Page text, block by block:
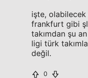
işte, olabilecek
frankfurt gibi
takımdan şu
ligi türk
değil.
0